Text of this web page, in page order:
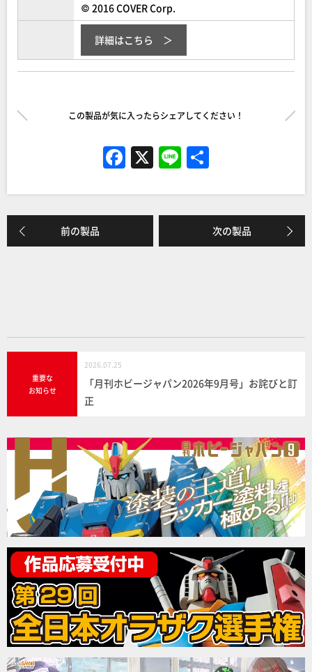
© 2016 COVER Corp.
詳細はこちら
この製品が気に入ったらシェアしてください！
F
a
c
e
b
X Li
n
e
前の製品 次の製品
重要な
お知らせ
2026.07.25
「月刊ホビージャパン2026年9月号」お詫びと訂
正